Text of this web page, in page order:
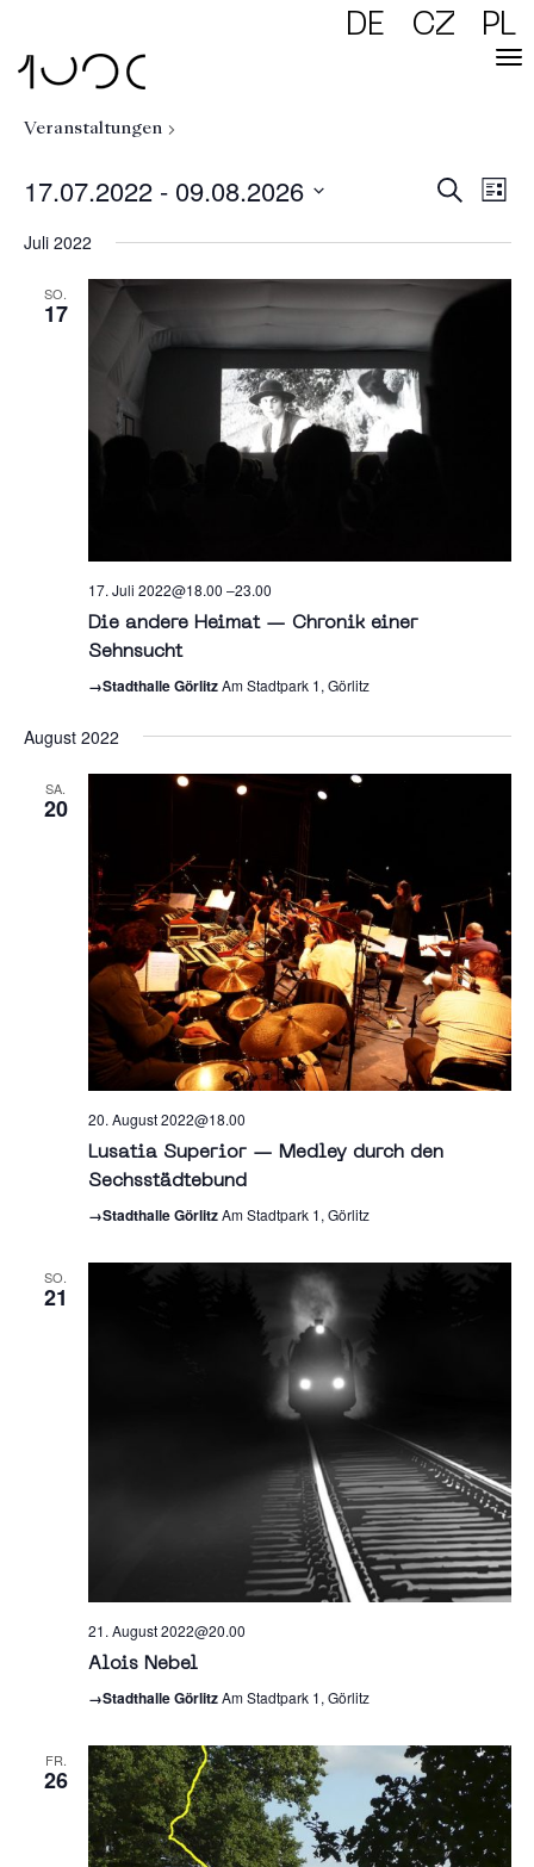
DE CZ PL
/ Geruchskino
Veranstaltungen
und
Suche
Liste
17.07.2022 - 09.08.2026
wählen.
Juli 2022
SO.
17
17. Juli 2022@18.00 –23.00
Die andere Heimat — Chronik einer
Sehnsucht
→Stadthalle GörlitzAm Stadtpark 1, Görlitz
August 2022
SA.
20
20. August 2022@18.00
Lusatia Superior — Medley durch den
Sechsstädtebund
→Stadthalle GörlitzAm Stadtpark 1, Görlitz
SO.
21
21. August 2022@20.00
Alois Nebel
→Stadthalle GörlitzAm Stadtpark 1, Görlitz
FR.
26